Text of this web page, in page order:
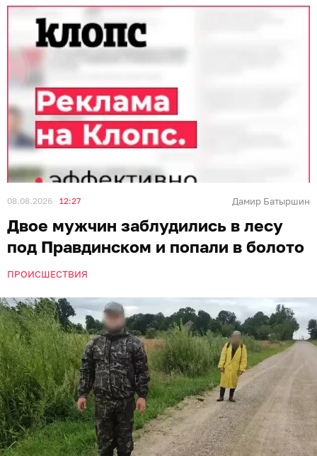
08.08.2026 12:27 Дамир Батыршин
Двое мужчин заблудились в лесу
под Правдинском и попали в болото
ПРОИСШЕСТВИЯ